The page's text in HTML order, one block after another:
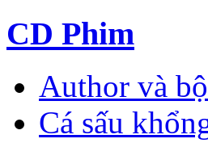
CD Phim
Author và
Cá sấu